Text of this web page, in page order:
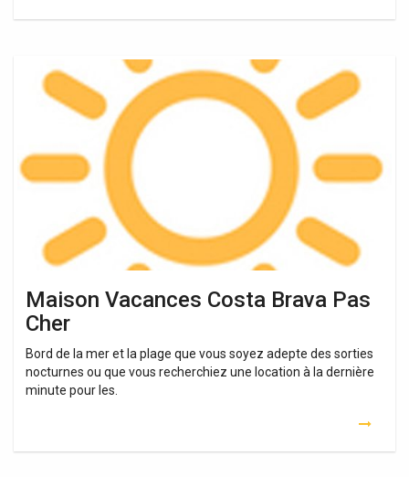
Maison Vacances Costa Brava Pas
Cher
Bord de la mer et la plage que vous soyez adepte des sorties
nocturnes ou que vous recherchiez une location à la dernière
minute pour les.
Vacances
Cher